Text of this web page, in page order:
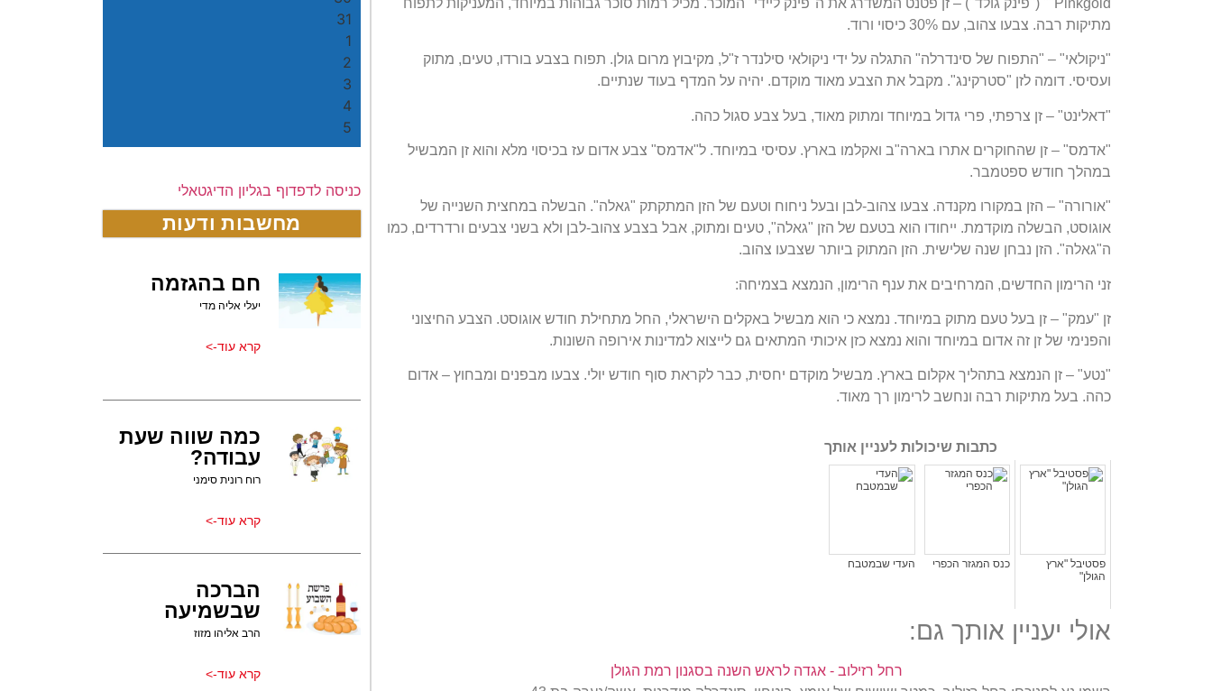
מתיקות רבה. צבעו צהוב, עם 30% כיסוי ורוד.
"ניקולאי" – "התפוח של סינדרלה" התגלה על ידי ניקולאי סילנדר ז"ל, מקיבוץ מרום גולן. תפוח בצבע בורדו, טעים, מתוק
ועסיסי. דומה לזן "סטרקינג". מקבל את הצבע מאוד מוקדם. יהיה על המדף בעוד שנתיים.
"דאלינט" – זן צרפתי, פרי גדול במיוחד ומתוק מאוד, בעל צבע סגול כהה.
"אדמס" – זן שהחוקרים אתרו בארה"ב ואקלמו בארץ. עסיסי במיוחד. ל"אדמס" צבע אדום עז בכיסוי מלא והוא זן המבשיל
במהלך חודש ספטמבר.
"אורורה" – הזן במקורו מקנדה. צבעו צהוב-לבן ובעל ניחוח וטעם של הזן המתקתק "גאלה". הבשלה במחצית השנייה של
אוגוסט, הבשלה מוקדמת. ייחודו הוא בטעם של הזן "גאלה", טעים ומתוק, אבל בצבע צהוב-לבן ולא בשני צבעים ורדרדים, כמו
ה"גאלה". הזן נבחן שנה שלישית. הזן המתוק ביותר שצבעו צהוב.
זני הרימון החדשים, המרחיבים את ענף הרימון, הנמצא בצמיחה:
זן "עמק" – זן בעל טעם מתוק במיוחד. נמצא כי הוא מבשיל באקלים הישראלי, החל מתחילת חודש אוגוסט. הצבע החיצוני
והפנימי של זן זה אדום במיוחד והוא נמצא כזן איכותי המתאים גם לייצוא למדינות אירופה השונות.
"נטע" – זן הנמצא בתהליך אקלום בארץ. מבשיל מוקדם יחסית, כבר לקראת סוף חודש יולי. צבעו מבפנים ומבחוץ – אדום
כהה. בעל מתיקות רבה ונחשב לרימון רך מאוד.
כתבות שיכולות לעניין אותך
פסטיבל "ארץ
הגולן"
כנס המגזר הכפרי העדי שבמטבח
אולי יעניין אותך גם:
רחל רזילוב - אגדה לראש השנה בסגנון רמת הגולן
31
1
2
3
4
5
כניסה לדפדוף בגליון הדיגטאלי
מחשבות ודעות
חם בהגזמה
יעלי אליה מדי
קרא עוד->
כמה שווה שעת
עבודה?
רוח רונית סימני
קרא עוד->
הברכה
שבשמיעה
הרב אליהו מזוז
קרא עוד->